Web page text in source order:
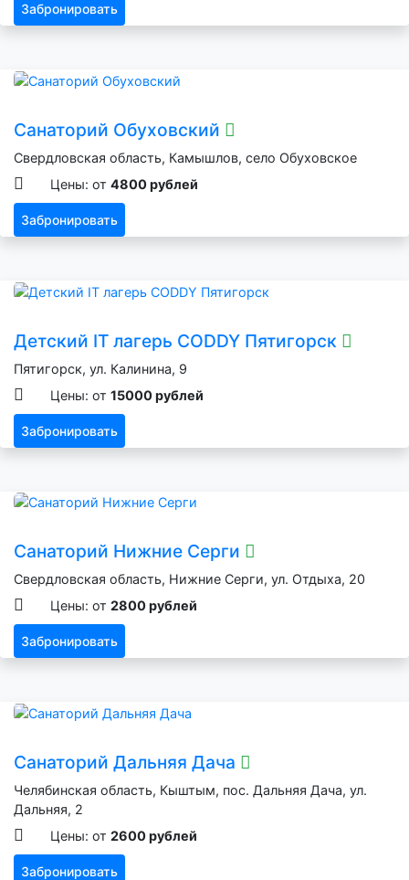
Забронировать
Санаторий Обуховский
Свердловская область, Камышлов, село Обуховское
Цены: от 4800 рублей
Забронировать
Детский IT лагерь CODDY Пятигорск
Пятигорск, ул. Калинина, 9
Цены: от 15000 рублей
Забронировать
Санаторий Нижние Серги
Свердловская область, Нижние Серги, ул. Отдыха, 20
Цены: от 2800 рублей
Забронировать
Санаторий Дальняя Дача
Челябинская область, Кыштым, пос. Дальняя Дача, ул.
Дальняя, 2
Цены: от 2600 рублей
Забронировать